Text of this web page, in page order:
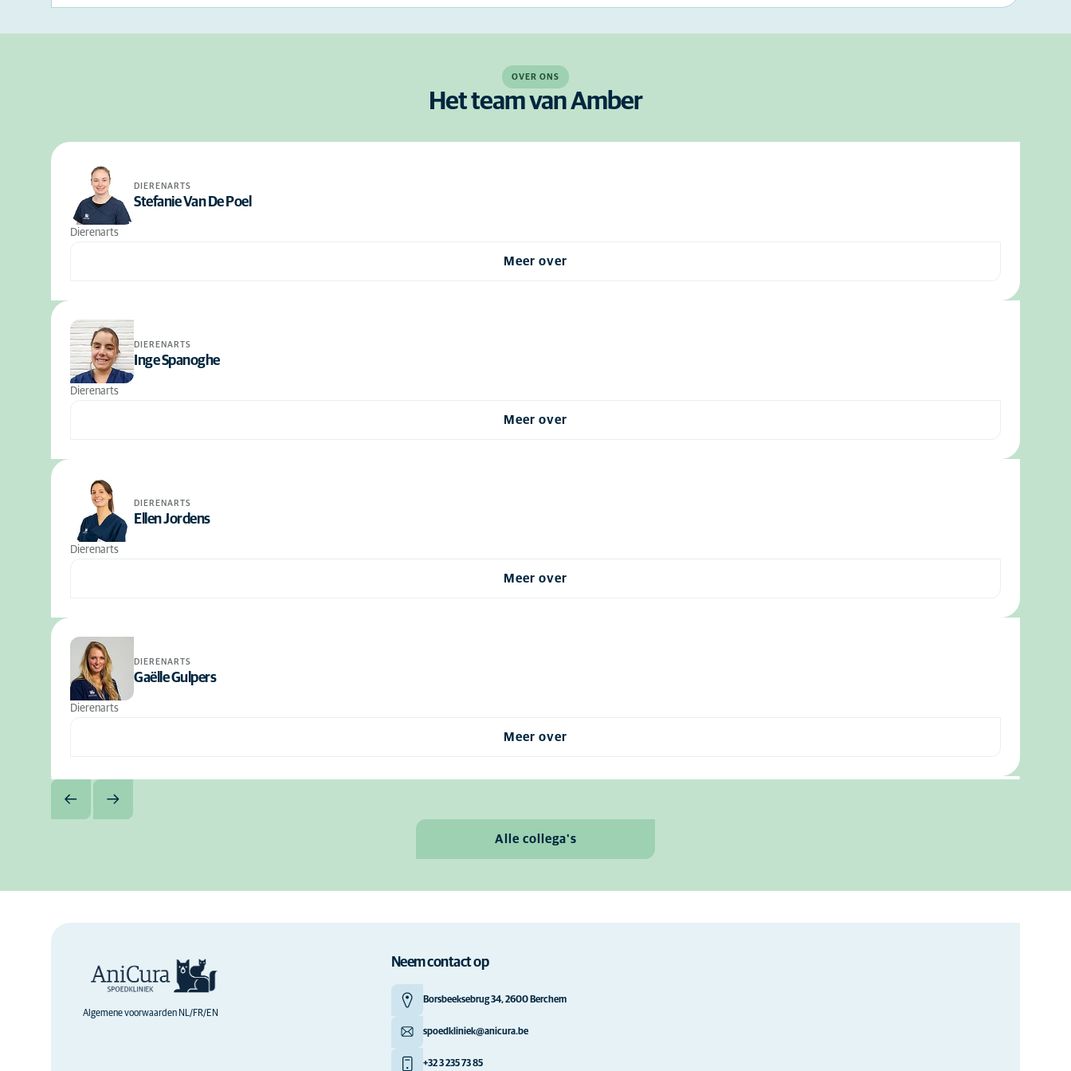
OVER ONS
Het team van Amber
DIERENARTS
Stefanie Van De Poel
Dierenarts
Meer over
DIERENARTS
Inge Spanoghe
Dierenarts
Meer over
DIERENARTS
Ellen Jordens
Dierenarts
Meer over
DIERENARTS
Gaëlle Gulpers
Dierenarts
Meer over
Alle collega's
Algemene voorwaarden NL/FR/EN
Neem contact op
Borsbeeksebrug 34, 2600 Berchem
spoedkliniek@anicura.be
+32 3 235 73 85